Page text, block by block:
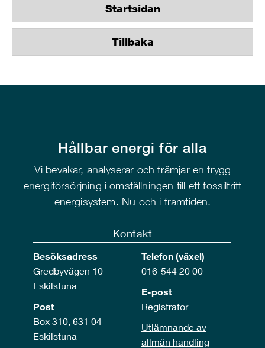
Startsidan
Tillbaka
Hållbar energi för alla
Vi bevakar, analyserar och främjar en trygg
energiförsörjning i omställningen till ett fossilfritt
energisystem. Nu och i framtiden.
Kontakt
Besöksadress
Gredbyvägen 10
Eskilstuna
Post
Box 310, 631 04
Eskilstuna
Telefon (växel)
016-544 20 00
E-post
Registrator
Utlämnande av
allmän handling